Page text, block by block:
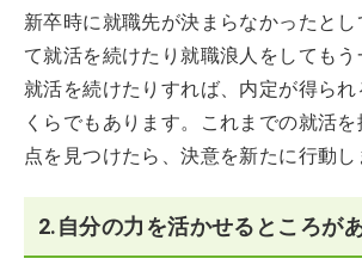
新卒時に就職先が決まらなかったとし
て就活を続けたり就職浪人をしてもう
就活を続けたりすれば、内定が得ら
くらでもあります。これまでの就活
点を見つけたら、決意を新たに行動し
2.自分の力を活かせるところが